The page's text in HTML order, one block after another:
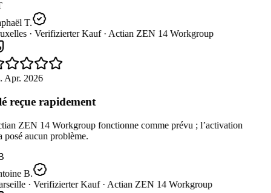
T.
· Verifizierter Kauf · Actian ZEN 14 Workgroup
Apr. 2026
reçue rapidement
ZEN 14 Workgroup fonctionne comme prévu ; l’activation
posé aucun problème.
B.
· Verifizierter Kauf · Actian ZEN 14 Workgroup